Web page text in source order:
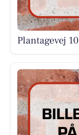
Plantagevej